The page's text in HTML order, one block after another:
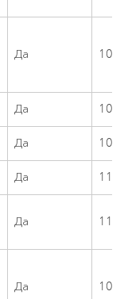
Да
Да
Да
Да 11.4
Да 11.4
Да